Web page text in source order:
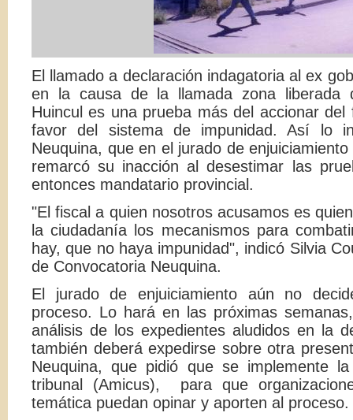
El llamado a declaración indagatoria al ex
en la causa de la llamada zona liberada
Huincul es una prueba más del accionar del
favor del sistema de impunidad. Así lo
Neuquina, que en el jurado de
remarcó su inacción al desestimar las
entonces mandatario provincial.
"El fiscal a quien nosotros acusamos es
la ciudadanía los mecanismos para
hay, que no haya impunidad", indicó Silvia
de Convocatoria Neuquina.
El jurado de enjuiciamiento aún no
proceso. Lo hará en las próximas
análisis de los expedientes aludidos en la
también deberá expedirse sobre otra
Neuquina, que pidió que se implemente
tribunal (Amicus), para que
temática puedan opinar y aporten al proceso.